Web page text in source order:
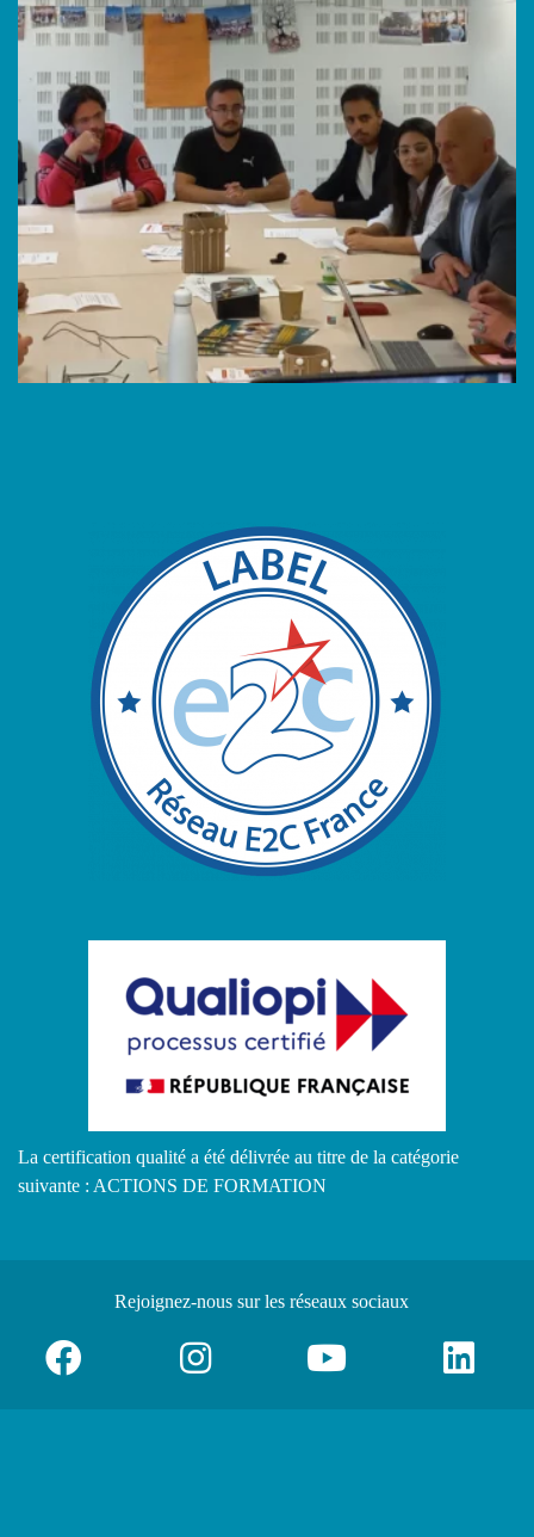
La certification qualité a été délivrée au titre de la catégorie
suivante : ACTIONS DE FORMATION
Rejoignez-nous sur les réseaux sociaux